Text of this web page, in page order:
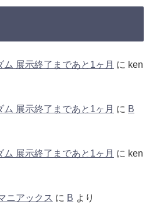
展示終了まであと1ヶ月 に ken
展示終了まであと1ヶ月 に B
展示終了まであと1ヶ月 に ken
ニアックス に B より